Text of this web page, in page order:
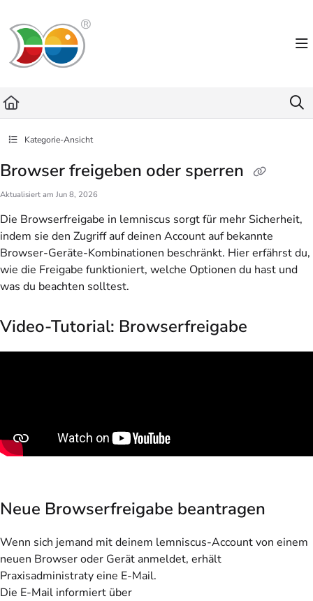
Fetch the complete documentation index at:
Use this file to discover all available pages before exploring further.
Kategorie-Ansicht
Browser freigeben oder sperren
Aktualisiert am Jun 8, 2026
Die Browserfreigabe in lemniscus sorgt für mehr Sicherheit,
indem sie den Zugriff auf deinen Account auf bekannte
Browser-Geräte-Kombinationen beschränkt. Hier erfährst du,
wie die Freigabe funktioniert, welche Optionen du hast und
was du beachten solltest.
Video-Tutorial: Browserfreigabe
Neue Browserfreigabe beantragen
Wenn sich jemand mit deinem lemniscus-Account von einem
neuen Browser oder Gerät anmeldet, erhält
Praxisadministraty eine E-Mail.
Die E-Mail informiert über